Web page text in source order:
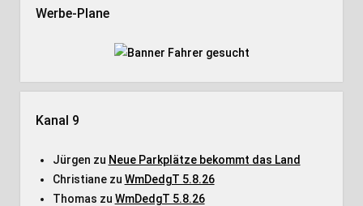
Werbe-Plane
Kanal 9
Jürgen zu Neue Parkplätze bekommt das Land
Christianezu WmDedgT 5.8.26
Thomas zu WmDedgT 5.8.26